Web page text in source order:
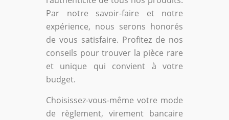
Par notre savoir-faire et notre
expérience, nous serons honorés
de vous satisfaire. Profitez de nos
conseils pour trouver la pièce rare
et unique qui convient à votre
budget.
Choisissez-vous-même votre mode
de règlement, virement bancaire